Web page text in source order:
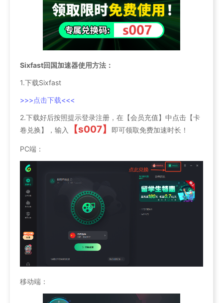
Sixfast回国加速器使用方法：
1.下载Sixfast
>>>点击下载<<<
2.下载好后按照提示登录注册，在【会员充值】中点击【卡
卷兑换】，输入
【s007】 即可领取免费加速时长！
PC端：
移动端：